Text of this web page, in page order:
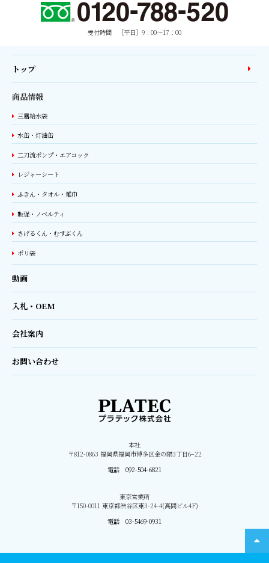
受付時間 ［平日］9：00〜17：00
本社
〒812-0863 福岡県福岡市博多区金の隈3丁目6−22
電話 092-504-6821
東京営業所
〒150-0011 東京都渋谷区東3-24-4(高間ビル4F)
電話 03-5469-0931
トップ
商品情報
三層給水袋
水缶・灯油缶
二刀流ポンプ・エアコック
レジャーシート
ふきん・タオル・雑巾
販促・ノベルティ
さげるくん・むすぶくん
ポリ袋
動画
入札・OEM
会社案内
お問い合わせ